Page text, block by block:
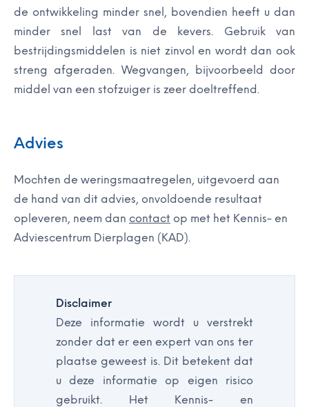
de ontwikkeling minder snel, bovendien heeft u dan
minder snel last van de kevers. Gebruik van
bestrijdingsmiddelen is niet zinvol en wordt dan ook
streng afgeraden. Wegvangen, bijvoorbeeld door
middel van een stofzuiger is zeer doeltreffend.
Advies
Mochten de weringsmaatregelen, uitgevoerd aan
de hand van dit advies, onvoldoende resultaat
opleveren, neem dan contact op met het Kennis- en
Adviescentrum Dierplagen (KAD).
Disclaimer
Deze informatie wordt u verstrekt
zonder dat er een expert van ons ter
plaatse geweest is. Dit betekent dat
u deze informatie op eigen risico
gebruikt. Het Kennis- en